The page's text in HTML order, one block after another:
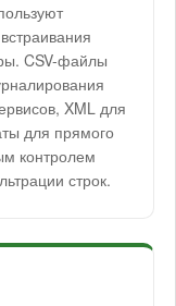
CSV-файлы
XML для
для прямого
контролем
строк.